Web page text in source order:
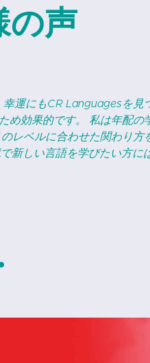
の声
す。17歳の息子はそこで
のチームが楽しく学べ
あるだけでなく、生徒一
のにしています。ぜひお試